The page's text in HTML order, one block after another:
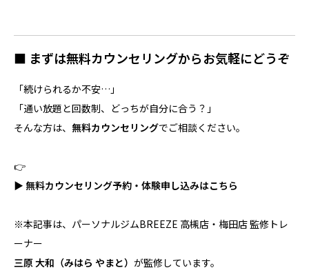
■ まずは無料カウンセリングからお気軽にどうぞ
「続けられるか不安…」
「通い放題と回数制、どっちが自分に合う？」
そんな方は、 無料カウンセリングでご相談ください。
👉
▶ 無料カウンセリング予約・体験申し込みはこちら
※本記事は、パーソナルジムBREEZE 高槻店・梅田店 監修トレ
ーナー
三原 大和（みはら やまと） が監修しています。